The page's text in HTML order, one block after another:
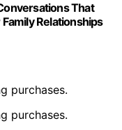
That
Relationships
purchases.
purchases.